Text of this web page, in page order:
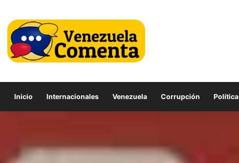
Inicio Internacionales Venezuela Corrupción Política